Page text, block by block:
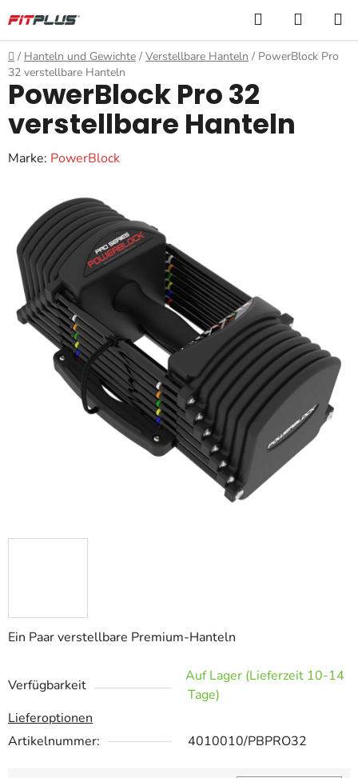
Inhalt
springen
Suchen
Startseite
/ Hanteln und Gewichte / Verstellbare Hanteln / PowerBlock Pro
32 verstellbare Hanteln
Ein Paar verstellbare Premium-Hanteln
Verfügbarkeit
Auf Lager (Lieferzeit 10-14
Tage)
Lieferoptionen
Artikelnummer:
4010010/PBPRO32
PowerBlock Pro 32
verstellbare Hanteln
Marke: PowerBlock